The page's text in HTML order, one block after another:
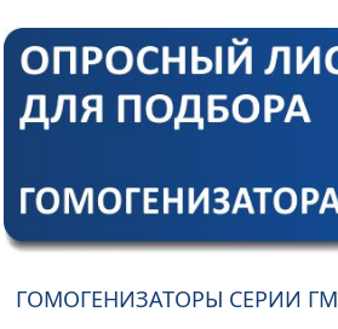
ГОМОГЕНИЗАТОРЫ СЕРИИ ГМ